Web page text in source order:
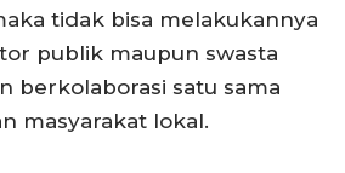
tidak bisa melakukannya
publik maupun swasta
berkolaborasi satu sama
masyarakat lokal.